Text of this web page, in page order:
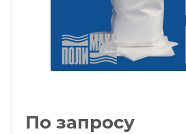
По запросу